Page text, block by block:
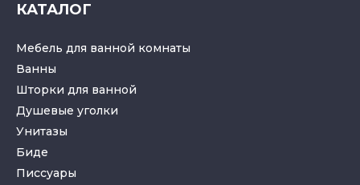
КАТАЛОГ
Мебель для ванной комнаты
Ванны
Шторки для ванной
Душевые уголки
Унитазы
Биде
Писсуары